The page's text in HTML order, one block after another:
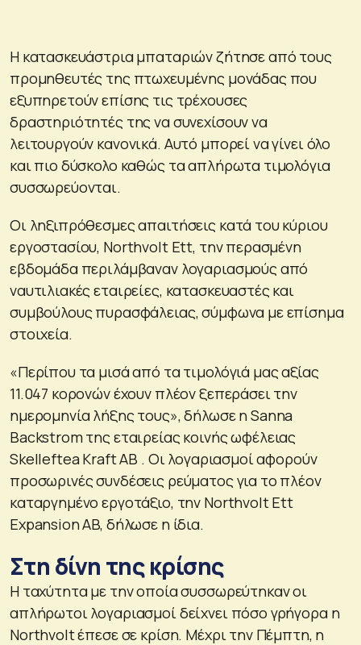
Η κατασκευάστρια μπαταριών ζήτησε από τους
προμηθευτές της πτωχευμένης μονάδας που
εξυπηρετούν επίσης τις τρέχουσες
δραστηριότητές της να συνεχίσουν να
λειτουργούν κανονικά. Αυτό μπορεί να γίνει όλο
και πιο δύσκολο καθώς τα απλήρωτα τιμολόγια
συσσωρεύονται.
Οι ληξιπρόθεσμες απαιτήσεις κατά του κύριου
εργοστασίου, Northvolt Ett, την περασμένη
εβδομάδα περιλάμβαναν λογαριασμούς από
ναυτιλιακές εταιρείες, κατασκευαστές και
συμβούλους πυρασφάλειας, σύμφωνα με επίσημα
στοιχεία.
«Περίπου τα μισά από τα τιμολόγιά μας αξίας
11.047 κορονών έχουν πλέον ξεπεράσει την
ημερομηνία λήξης τους», δήλωσε η Sanna
Backstrom της εταιρείας κοινής ωφέλειας
Skelleftea Kraft AB . Οι λογαριασμοί αφορούν
προσωρινές συνδέσεις ρεύματος για το πλέον
καταργημένο εργοτάξιο, την Northvolt Ett
Expansion AB, δήλωσε η ίδια.
Στη δίνη της κρίσης
Η ταχύτητα με την οποία συσσωρεύτηκαν οι
απλήρωτοι λογαριασμοί δείχνει πόσο γρήγορα η
Northvolt έπεσε σε κρίση. Μέχρι την Πέμπτη, η